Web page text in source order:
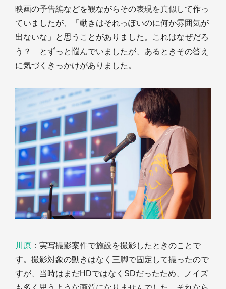
映画の予告編などを観ながらその表現を真似して作っ
ていましたが、「動きはそれっぽいのに何か雰囲気が
出ないな」と思うことがありました。これはなぜだろ
う？ とずっと悩んでいましたが、あるときその答え
に気づくきっかけがありました。
川原 ：実写撮影案件で施設を撮影したときのことで
す。撮影対象の動きはなく三脚で固定して撮ったので
すが、当時はまだHDではなくSDだったため、ノイズ